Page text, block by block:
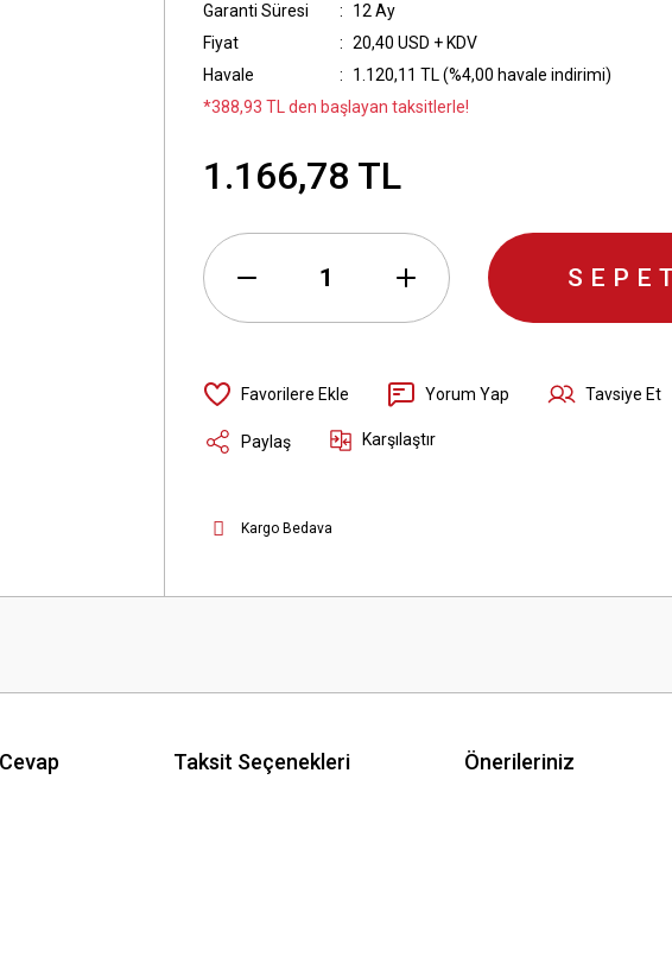
Garanti Süresi
12 Ay
Fiyat
20,40 USD + KDV
Havale
1.120,11 TL (%4,00 havale indirimi)
*388,93 TL den başlayan taksitlerle!
1.166,78 TL
Yorum Yap Tavsiye Et
Paylaş Karşılaştır
Kargo Bedava
Taksit Seçenekleri Önerileriniz